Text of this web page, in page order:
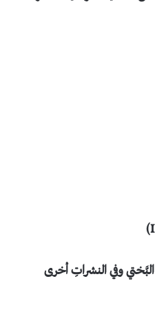
)
وفي النشراتِ أخرى